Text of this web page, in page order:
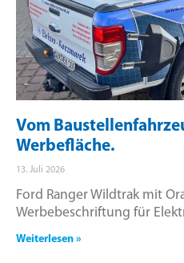
Vom
Werbefläche.
13. Juli 2026
Ford Ranger Wildtrak mit
Werbebeschriftung für
Weiterlesen »